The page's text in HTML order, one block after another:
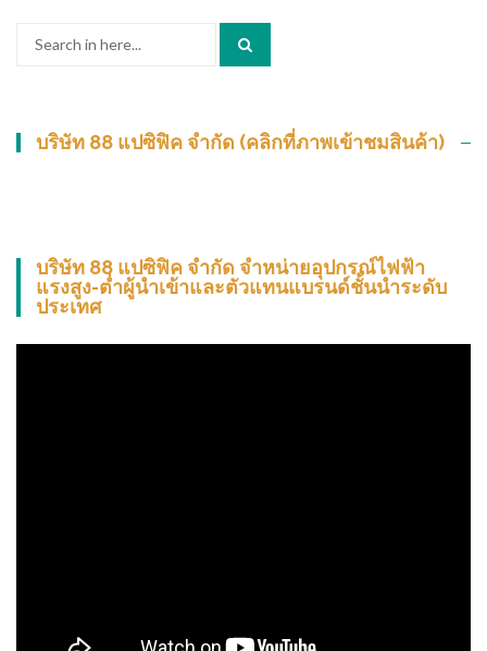
บริษัท 88 แปซิฟิค จำกัด (คลิกที่ภาพเข้าชมสินค้า)
บริษัท 88 แปซิฟิค จำกัด จำหน่ายอุปกรณ์ไฟฟ้า
แรงสูง-ต่ำผู้นำเข้าและตัวแทนแบรนด์ชั้นนำระดับ
ประเทศ